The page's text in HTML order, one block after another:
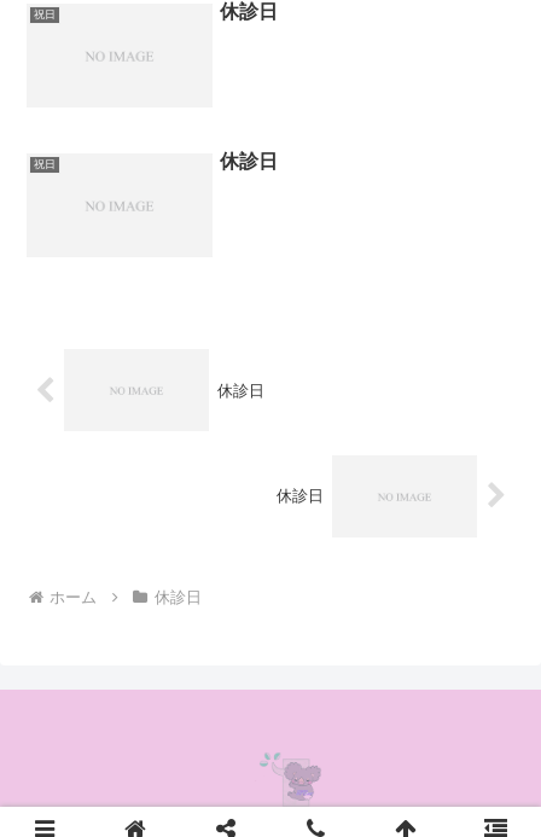
祝日 休診日
祝日 休診日
休診日
休診日
ホーム 休診日
© 2020 かんの耳鼻咽喉科クリニック.